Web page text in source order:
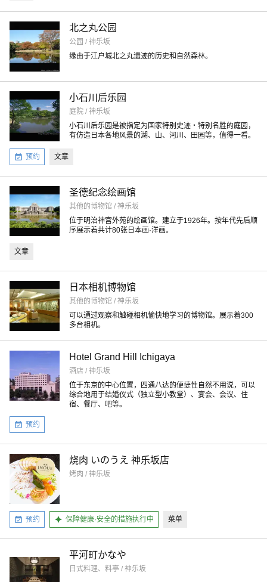
北之丸公园
公园 / 神乐坂
缘由于江户城北之丸遗迹的历史和自然森林。
小石川后乐园
庭院 / 神乐坂
小石川后乐园是被指定为国家特别史迹・特别名胜的庭园，
有仿造日本各地风景的湖、山、河川、田园等，值得一看。
预约 文章
圣德纪念绘画馆
其他的博物馆 / 神乐坂
位于明治神宫外苑的绘画馆。建立于1926年。按年代先后顺
序展示着共计80张日本画·洋画。
文章
日本相机博物馆
其他的博物馆 / 神乐坂
可以通过观察和触碰相机愉快地学习的博物馆。展示着300
多台相机。
Hotel Grand Hill Ichigaya
酒店 / 神乐坂
位于东京的中心位置，四通八达的便捷性自然不用说，可以
综合地用于结婚仪式（独立型小教堂）、宴会、会议、住
宿、餐厅、吧等。
预约
烧肉 いのうえ 神乐坂店
烤肉 / 神乐坂
预约 保障健康·安全的措施执行中 菜单
平河町かなや
日式料理、料亭 / 神乐坂